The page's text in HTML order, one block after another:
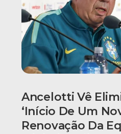
Ancelotti Vê
‘início De Um
Renovação Da